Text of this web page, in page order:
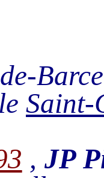
Saint-
,JP